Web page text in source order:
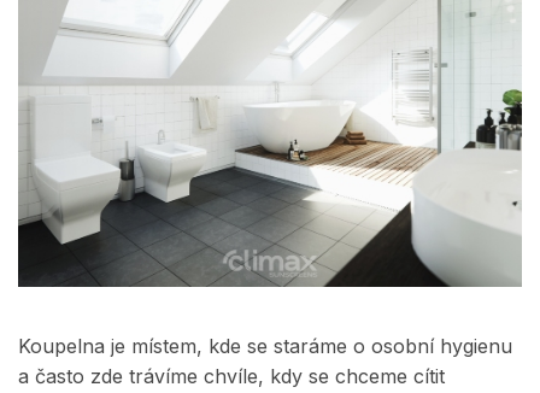
Koupelna je místem, kde se staráme o osobní hygienu
a často zde trávíme chvíle, kdy se chceme cítit